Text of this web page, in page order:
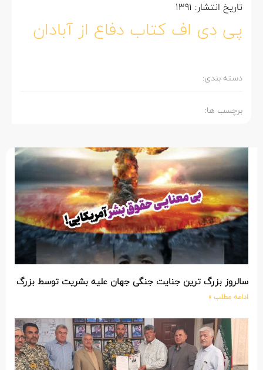
تاریخ انتشار: 1391
پی دی اف کتاب دفاع از آبادان
دسته بندی:
برچسب ها:
سالروز بزرگ ترین جنایت جنگی جهان علیه بشریت توسط بزرگ
ادامه مطلب »